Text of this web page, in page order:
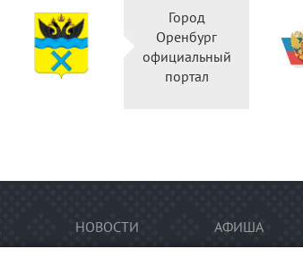
Город
Оренбург
официальный
портал
НОВОСТИ АФИША